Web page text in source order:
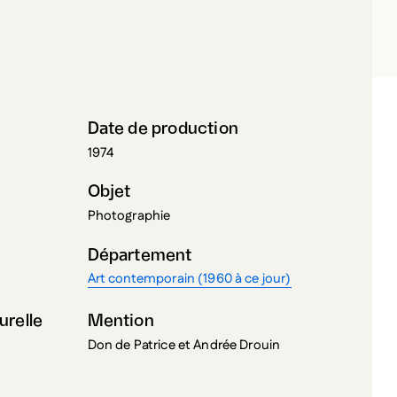
Date de production
1974
Objet
Photographie
Département
Art contemporain (1960 à ce jour)
Mention
Don de Patrice et Andrée Drouin